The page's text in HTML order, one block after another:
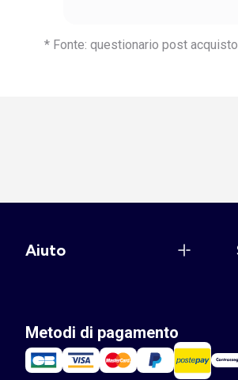
* Fonte: questionario post acquisto
Aiuto
Metodi di pagamento